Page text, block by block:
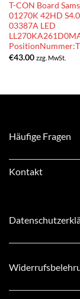
T-CON Board
01270K 42HD
03387A LED
€43.00 zzg. MwSt.
Häufige Fragen
Kontakt